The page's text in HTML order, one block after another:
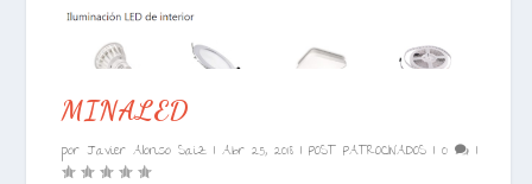
MINALED
por Javier Alonso Saiz |Abr 25, 2018 |POST PATROCINADOS |0 |